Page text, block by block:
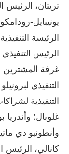
تريتان،
يونيبايل-
الرئيسة
الرئيس
غرفة المشترين
التنفيذي
التنفيذية
غلوبال؛ وأندريا
وأنطونيو دي
كانالي،